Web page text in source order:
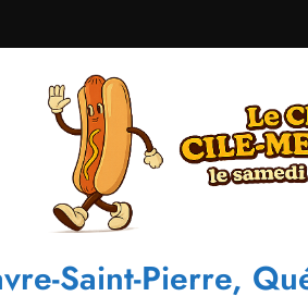
Saint-Pierre,